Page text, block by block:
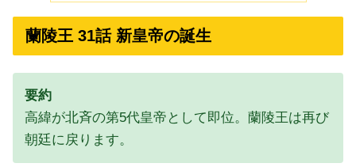
蘭陵王 31話 新皇帝の誕生
要約
高緯が北斉の第5代皇帝として即位。蘭陵王は再び
朝廷に戻ります。